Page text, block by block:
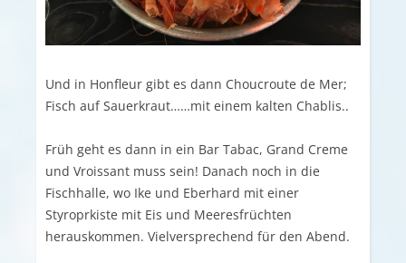
Und in Honfleur gibt es dann Choucroute de Mer;
Fisch auf Sauerkraut……mit einem kalten Chablis..
Früh geht es dann in ein Bar Tabac, Grand Creme
und Vroissant muss sein! Danach noch in die
Fischhalle, wo Ike und Eberhard mit einer
Styroprkiste mit Eis und Meeresfrüchten
herauskommen. Vielversprechend für den Abend.